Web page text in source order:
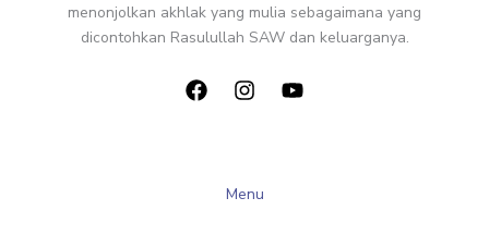
menonjolkan akhlak yang mulia sebagaimana yang
dicontohkan Rasulullah SAW dan keluarganya.
Menu